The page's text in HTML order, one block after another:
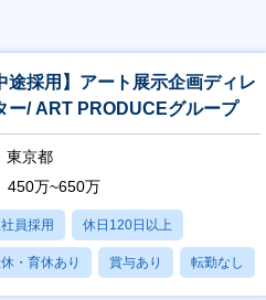
途採用】アート展示企画ディレ
ー/ ART PRODUCEグループ
東京都
450万~650万
員採用 休日120日以上
・育休あり 賞与あり 転勤なし